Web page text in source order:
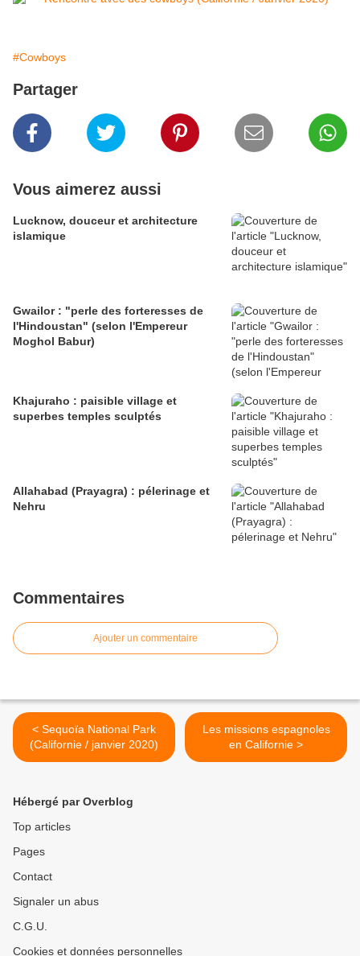
#Cowboys
Partager
Vous aimerez aussi
Lucknow, douceur et architecture
islamique
Gwailor : "perle des forteresses de
l'Hindoustan" (selon l'Empereur
Moghol Babur)
Khajuraho : paisible village et
superbes temples sculptés
Allahabad (Prayagra) : pélerinage et
Nehru
Commentaires
Ajouter un commentaire
< Sequoïa National Park
(Californie / janvier 2020)
Les missions espagnoles
en Californie >
Hébergé par Overblog
Top articles
Pages
Contact
Signaler un abus
C.G.U.
Cookies et données personnelles